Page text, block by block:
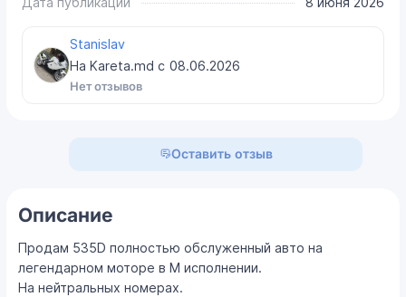
Stanislav
На Kareta.md с 08.06.2026
Нет отзывов
Оставить отзыв
Описание
Продам 535D полностью обслуженный авто на
легендарном моторе в М исполнении.
На нейтральных номерах.